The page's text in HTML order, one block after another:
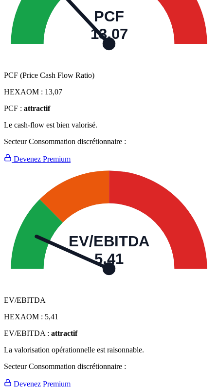
PCF
13,07
PCF (Price Cash Flow Ratio)
HEXAOM : 13,07
PCF : attractif
Le cash-flow est bien valorisé.
Secteur Consommation discrétionnaire :
Devenez Premium
EV/EBITDA
5,41
EV/EBITDA
HEXAOM : 5,41
EV/EBITDA : attractif
La valorisation opérationnelle est raisonnable.
Secteur Consommation discrétionnaire :
Devenez Premium